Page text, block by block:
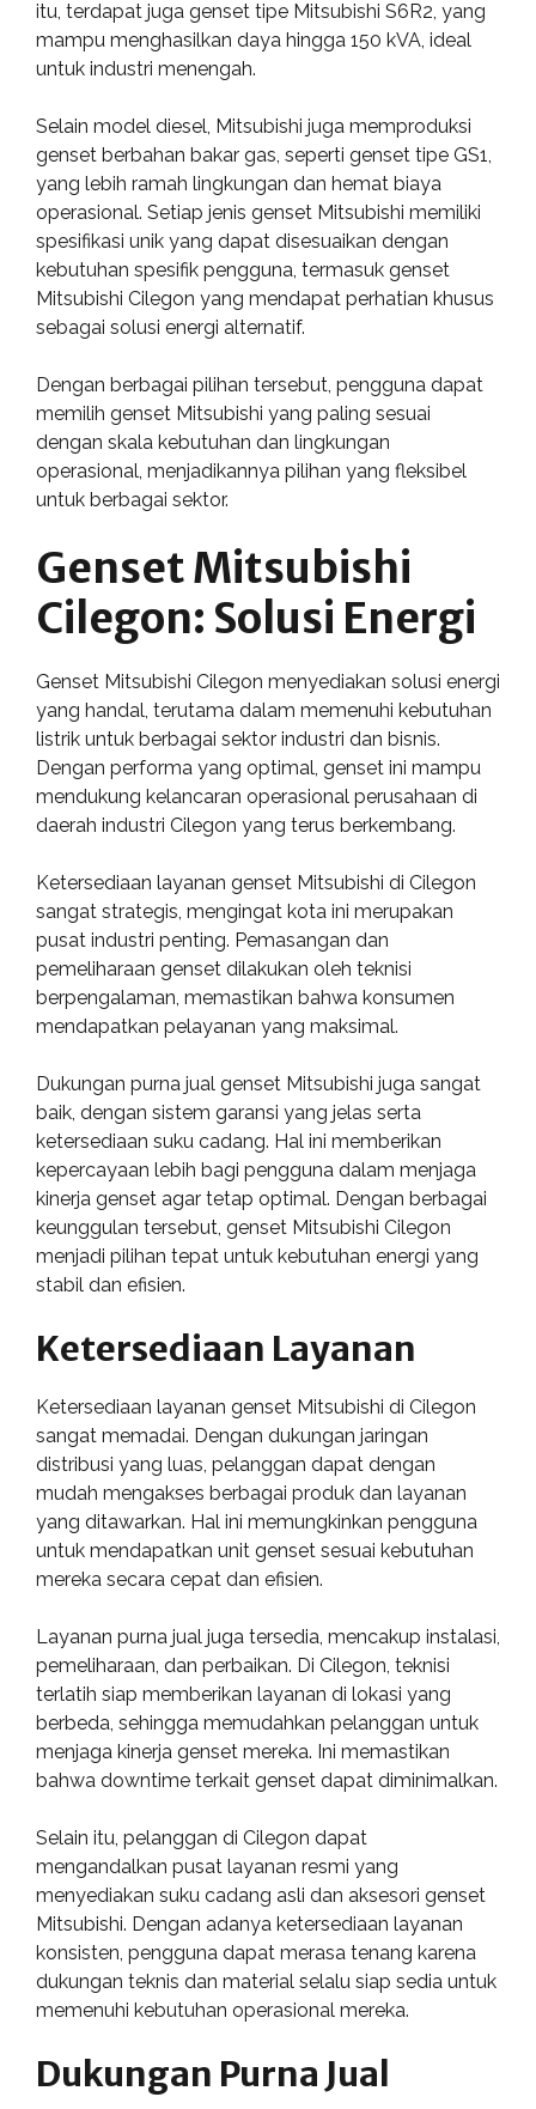
itu, terdapat juga genset tipe Mitsubishi S6R2, yang
mampu menghasilkan daya hingga 150 kVA, ideal
untuk industri menengah.
Selain model diesel, Mitsubishi juga memproduksi
genset berbahan bakar gas, seperti genset tipe GS1,
yang lebih ramah lingkungan dan hemat biaya
operasional. Setiap jenis genset Mitsubishi memiliki
spesifikasi unik yang dapat disesuaikan dengan
kebutuhan spesifik pengguna, termasuk genset
Mitsubishi Cilegon yang mendapat perhatian khusus
sebagai solusi energi alternatif.
Dengan berbagai pilihan tersebut, pengguna dapat
memilih genset Mitsubishi yang paling sesuai
dengan skala kebutuhan dan lingkungan
operasional, menjadikannya pilihan yang fleksibel
untuk berbagai sektor.
Genset Mitsubishi
Cilegon: Solusi Energi
Genset Mitsubishi Cilegon menyediakan solusi energi
yang handal, terutama dalam memenuhi kebutuhan
listrik untuk berbagai sektor industri dan bisnis.
Dengan performa yang optimal, genset ini mampu
mendukung kelancaran operasional perusahaan di
daerah industri Cilegon yang terus berkembang.
Ketersediaan layanan genset Mitsubishi di Cilegon
sangat strategis, mengingat kota ini merupakan
pusat industri penting. Pemasangan dan
pemeliharaan genset dilakukan oleh teknisi
berpengalaman, memastikan bahwa konsumen
mendapatkan pelayanan yang maksimal.
Dukungan purna jual genset Mitsubishi juga sangat
baik, dengan sistem garansi yang jelas serta
ketersediaan suku cadang. Hal ini memberikan
kepercayaan lebih bagi pengguna dalam menjaga
kinerja genset agar tetap optimal. Dengan berbagai
keunggulan tersebut, genset Mitsubishi Cilegon
menjadi pilihan tepat untuk kebutuhan energi yang
stabil dan efisien.
Ketersediaan Layanan
Ketersediaan layanan genset Mitsubishi di Cilegon
sangat memadai. Dengan dukungan jaringan
distribusi yang luas, pelanggan dapat dengan
mudah mengakses berbagai produk dan layanan
yang ditawarkan. Hal ini memungkinkan pengguna
untuk mendapatkan unit genset sesuai kebutuhan
mereka secara cepat dan efisien.
Layanan purna jual juga tersedia, mencakup instalasi,
pemeliharaan, dan perbaikan. Di Cilegon, teknisi
terlatih siap memberikan layanan di lokasi yang
berbeda, sehingga memudahkan pelanggan untuk
menjaga kinerja genset mereka. Ini memastikan
bahwa downtime terkait genset dapat diminimalkan.
Selain itu, pelanggan di Cilegon dapat
mengandalkan pusat layanan resmi yang
menyediakan suku cadang asli dan aksesori genset
Mitsubishi. Dengan adanya ketersediaan layanan
konsisten, pengguna dapat merasa tenang karena
dukungan teknis dan material selalu siap sedia untuk
memenuhi kebutuhan operasional mereka.
Dukungan Purna Jual